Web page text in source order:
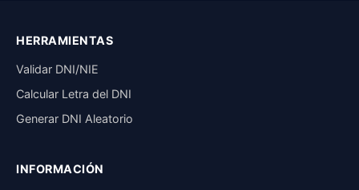
HERRAMIENTAS
Validar DNI/NIE
Calcular Letra del DNI
Generar DNI Aleatorio
INFORMACIÓN